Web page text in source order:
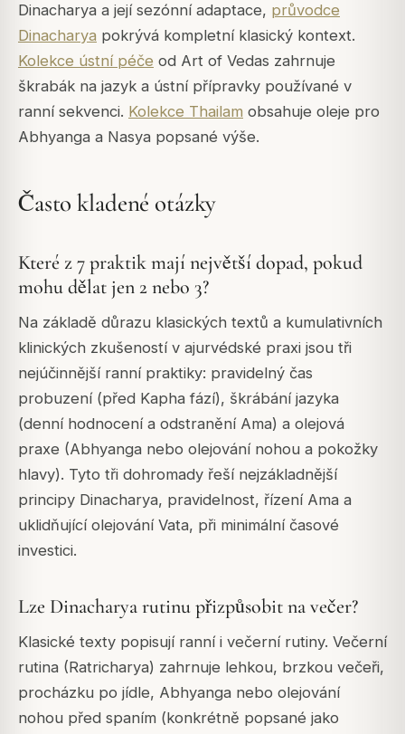
Dinacharya a její sezónní adaptace, průvodce
Dinacharya pokrývá kompletní klasický kontext.
Kolekce ústní péče od Art of Vedas zahrnuje
škrabák na jazyk a ústní přípravky používané v
ranní sekvenci. Kolekce Thailam obsahuje oleje pro
Abhyanga a Nasya popsané výše.
Často kladené otázky
Které z 7 praktik mají největší dopad, pokud
mohu dělat jen 2 nebo 3?
Na základě důrazu klasických textů a kumulativních
klinických zkušeností v ajurvédské praxi jsou tři
nejúčinnější ranní praktiky: pravidelný čas
probuzení (před Kapha fází), škrábání jazyka
(denní hodnocení a odstranění Ama) a olejová
praxe (Abhyanga nebo olejování nohou a pokožky
hlavy). Tyto tři dohromady řeší nejzákladnější
principy Dinacharya, pravidelnost, řízení Ama a
uklidňující olejování Vata, při minimální časové
investici.
Lze Dinacharya rutinu přizpůsobit na večer?
Klasické texty popisují ranní i večerní rutiny. Večerní
rutina (Ratricharya) zahrnuje lehkou, brzkou večeři,
procházku po jídle, Abhyanga nebo olejování
nohou před spaním (konkrétně popsané jako